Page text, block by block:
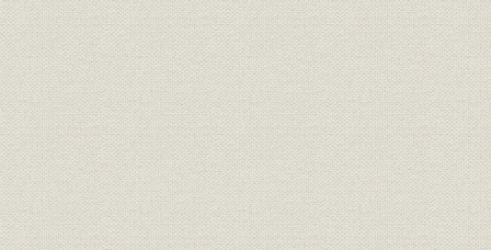
第2部 特集・テロと戦争の時代
序章
第1章 9・11職場横断ドキュメント
「その時、共同は...」
第2章 「従軍の記録」